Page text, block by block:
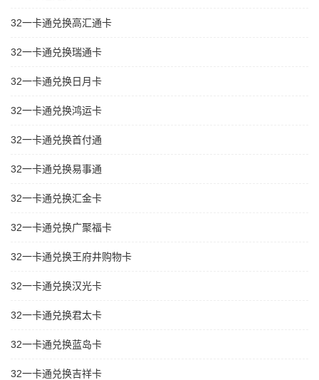
32一卡通兑换高汇通卡
32一卡通兑换瑞通卡
32一卡通兑换日月卡
32一卡通兑换鸿运卡
32一卡通兑换首付通
32一卡通兑换易事通
32一卡通兑换汇金卡
32一卡通兑换广聚福卡
32一卡通兑换王府井购物卡
32一卡通兑换汉光卡
32一卡通兑换君太卡
32一卡通兑换蓝岛卡
32一卡通兑换吉祥卡